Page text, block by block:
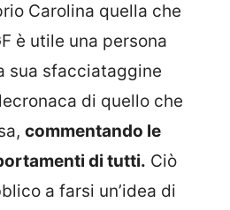
Carolina quella che
è utile una persona
sua sfacciataggine
di quello che
commentando le
di tutti. Ciò
a farsi un’idea di